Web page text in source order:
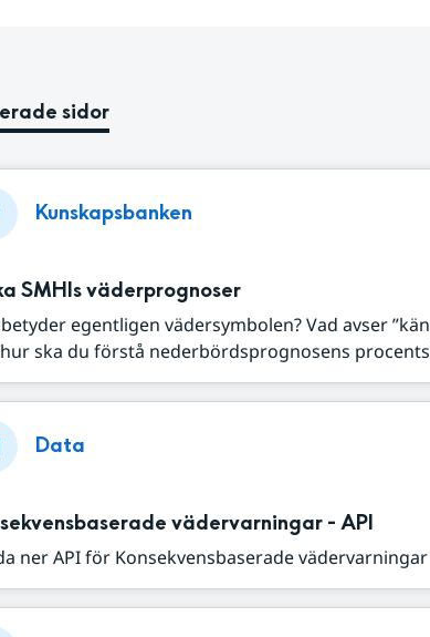
sidor
Kunskapsbanken
SMHIs väderprognoser
egentligen vädersymbolen? Vad avser
ska du förstå nederbördsprognosens
Data
vädervarningar - API
ner API för Konsekvensbaserade vädervarningar